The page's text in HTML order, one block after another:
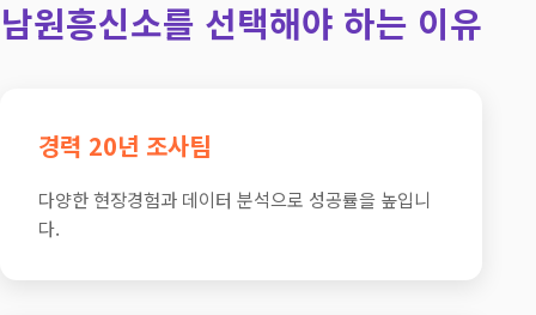
남원흥신소를 선택해야 하는 이유
경력 20년 조사팀
다양한 현장경험과 데이터 분석으로 성공률을 높입니
다.